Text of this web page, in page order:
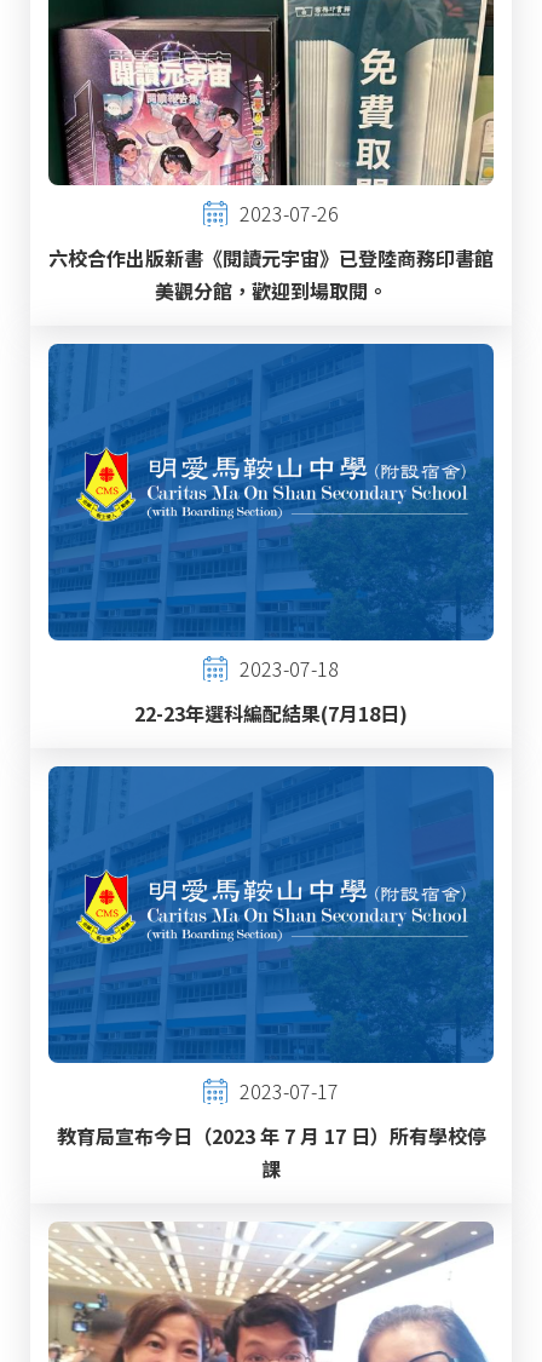
2023-07-26
六校合作出版新書《閱讀元宇宙》已登陸商務印書館
美觀分館，歡迎到場取閱。
2023-07-18
22-23年選科編配結果(7月18日)
2023-07-17
教育局宣布今日（2023 年 7 月 17 日）所有學校停
課